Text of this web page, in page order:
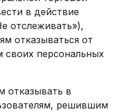
в действие
отслеживать»),
отказываться от
своих персональных
отказывать в
решившим